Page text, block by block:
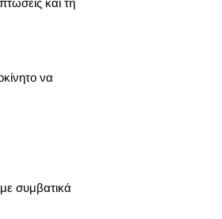
να
με συμβατικά